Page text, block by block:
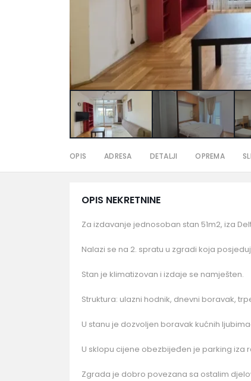
OPIS ADRESA DETALJI OPREMA
OPIS NEKRETNINE
Za izdavanje jednosoban stan 51m2, iza
Nalazi se na 2. spratu u zgradi koja
Stan je klimatizovan i izdaje se namješten.
Struktura: ulazni hodnik, dnevni boravak,
U stanu je dozvoljen boravak kućnih
U sklopu cijene obezbijeđen je parking iza
Zgrada je dobro povezana sa ostalim